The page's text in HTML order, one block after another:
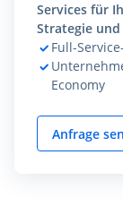
Services für
Strategie
Full-
Economy
Anfrage